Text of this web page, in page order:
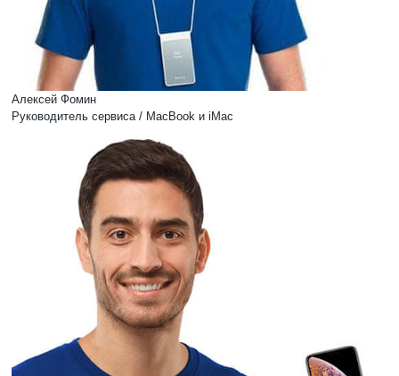
Алексей Фомин
Руководитель сервиса / MacBook и iMac